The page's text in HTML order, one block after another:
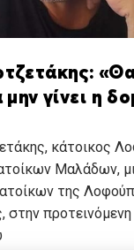
μην γίνει η
κάτοικος
Μαλάδων,
της
στην